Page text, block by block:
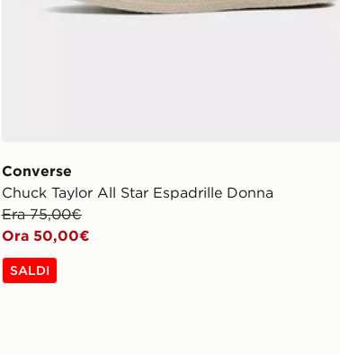
Converse
Chuck Taylor All Star Espadrille Donna
Era 75,00€
Ora 50,00€
SALDI